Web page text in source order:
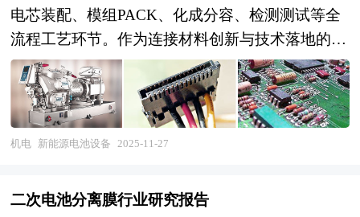
电芯装配、模组PACK、化成分容、检测测试等全
流程工艺环节。作为连接材料创新与技术落地的关
键载体，设备精度、效率与兼容性直接决定电芯的
能量密度、安全性及制造成本，在新能源产业生态
中兼具技术密集型与资本密集型双重属性，是各国
抢占清洁能源制造制高点必须突破的战略性基础领
托国内庞大的新能源市场与持续的工艺验证机会，
机电 新能源电池设备 2025-11-27
二次电池分离膜行业研究报告